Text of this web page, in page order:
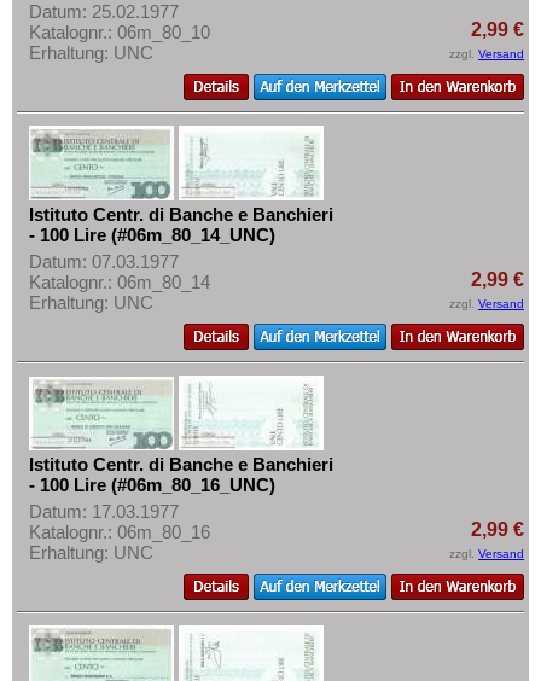
Datum: 25.02.1977
Katalognr.: 06m_80_10
Erhaltung: UNC
2,99 €
zzgl. Versand
Istituto Centr. di Banche e Banchieri
- 100 Lire (#06m_80_14_UNC)
Datum: 07.03.1977
Katalognr.: 06m_80_14
Erhaltung: UNC
2,99 €
zzgl. Versand
Istituto Centr. di Banche e Banchieri
- 100 Lire (#06m_80_16_UNC)
Datum: 17.03.1977
Katalognr.: 06m_80_16
Erhaltung: UNC
2,99 €
zzgl. Versand